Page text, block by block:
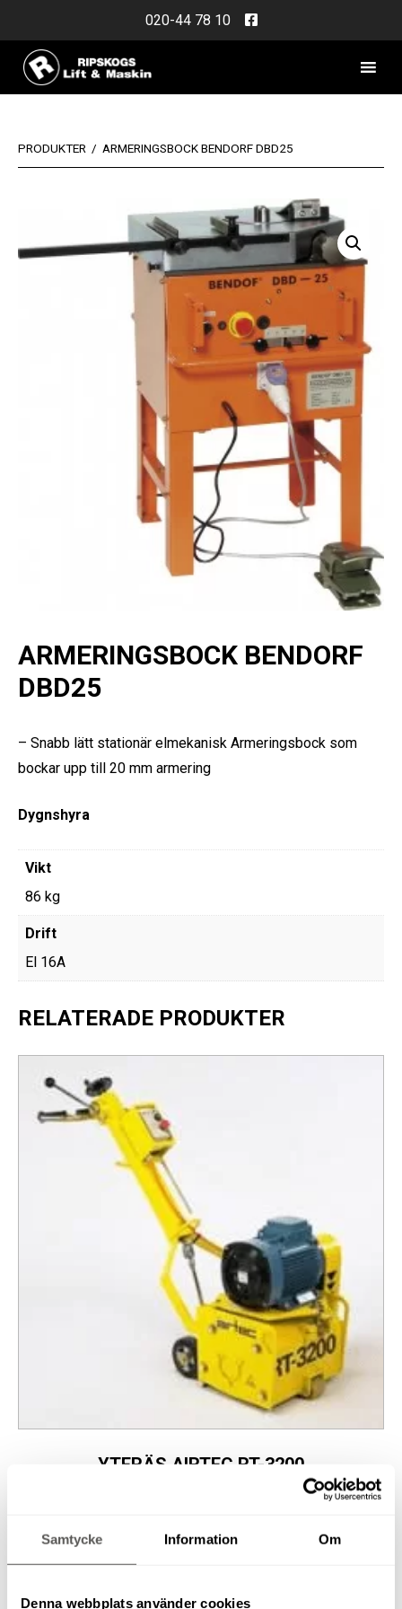
Samtycke Information Om
Denna webbplats använder cookies
content
020-44 78 10
PRODUKTER / ARMERINGSBOCK BENDORF DBD25
ARMERINGSBOCK BENDORF
DBD25
– Snabb lätt stationär elmekanisk Armeringsbock som
bockar upp till 20 mm armering
Dygnshyra
Vikt
86 kg
Drift
El 16A
RELATERADE PRODUKTER
YTFRÄS AIRTEC RT-3200